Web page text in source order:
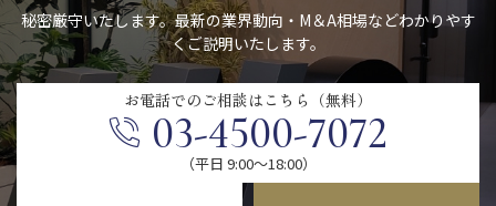
秘密厳守いたします。最新の業界動向・M＆A相場などわかりやす
くご説明いたします。
お電話での ご相談はこちら（無料）
03-4500-7072
（平日 9:00〜18:00）